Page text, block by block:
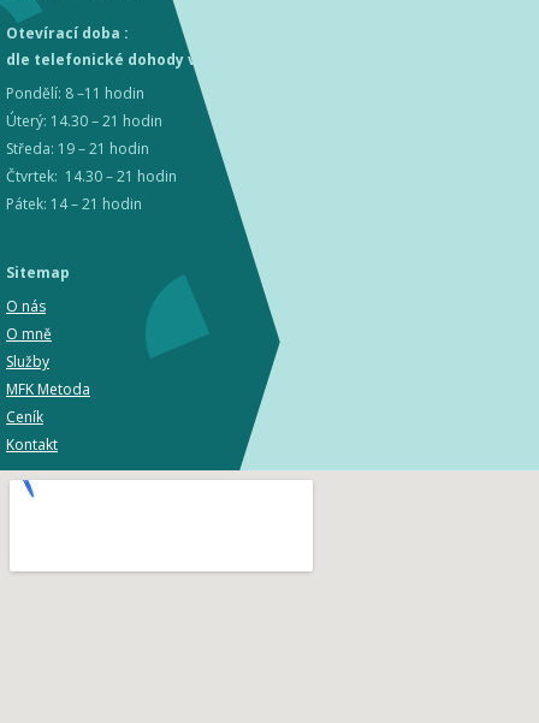
Otevírací doba :
dle telefonické dohody v těchto časech:
Pondělí: 8 –11 hodin
Úterý: 14.30 – 21 hodin
Středa: 19 – 21 hodin
Čtvrtek: 14.30 – 21 hodin
Pátek: 14 – 21 hodin
Sitemap
O nás
O mně
Služby
MFK Metoda
Ceník
Kontakt